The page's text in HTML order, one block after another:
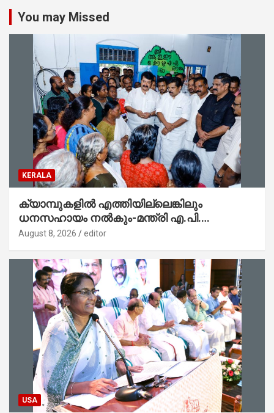
You may Missed
KERALA
ക്യാമ്പുകളിൽ എത്തിയില്ലെങ്കിലും
ധനസഹായം നൽകും-മന്ത്രി എ.പി.
അനിൽകുമാർ
August 8, 2026 editor
USA